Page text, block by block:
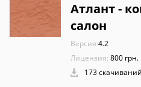
Атлант -
салон
Версия:4.2
Лицензия: 800 грн.
173 скачиваний